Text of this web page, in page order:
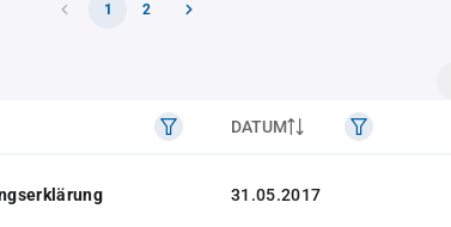
1 2
DATUM
31.05.2017